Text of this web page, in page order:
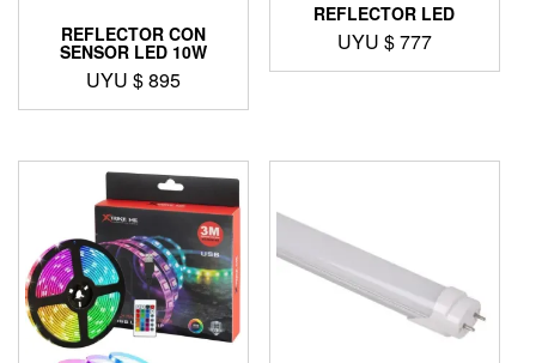
REFLECTOR CON
SENSOR LED 10W
UYU $895
REFLECTOR LED
UYU $777